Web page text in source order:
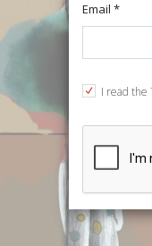
Email *
I read the